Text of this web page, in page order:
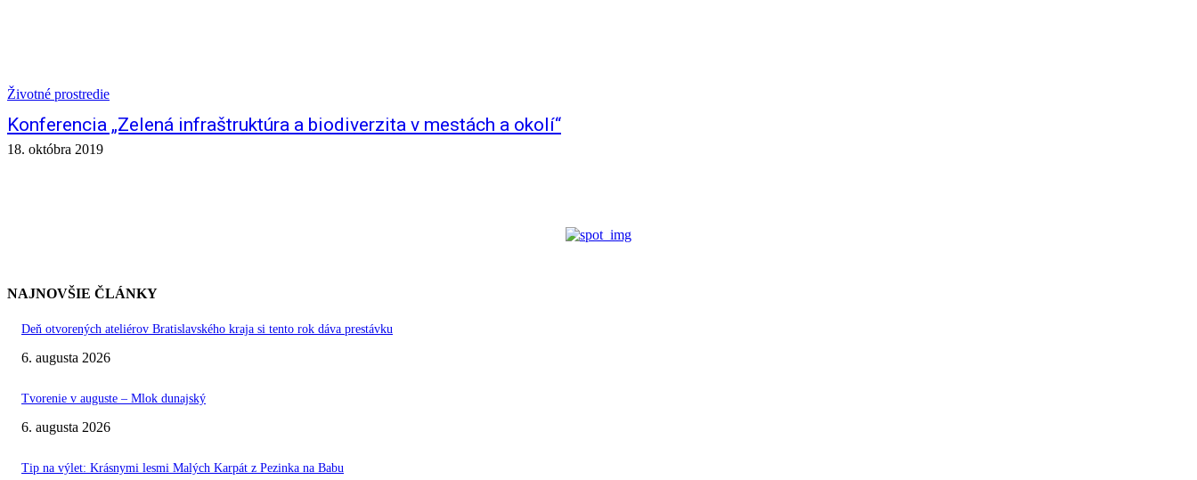
Životné prostredie
Konferencia „Zelená infraštruktúra a biodiverzita v mestách a okolí“
18. októbra 2019
NAJNOVŠIE ČLÁNKY
Deň otvorených ateliérov Bratislavského kraja si tento rok dáva prestávku
6. augusta 2026
Tvorenie v auguste – Mlok dunajský
6. augusta 2026
Tip na výlet: Krásnymi lesmi Malých Karpát z Pezinka na Babu